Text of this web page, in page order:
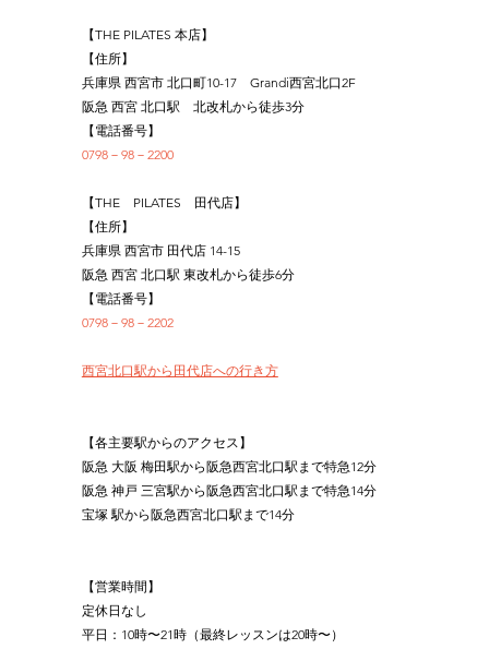
【THE PILATES 本店】
【住所】
兵庫県 西宮市 北口町10-17　Grandi西宮北口2F
阪急 西宮 北口駅　北改札から徒歩3分
【電話番号】
0798－98－2200
【THE　PILATES　田代店】
【住所】
兵庫県 西宮市 田代店 14-15
阪急 西宮 北口駅 東改札から徒歩6分
【電話番号】
0798－98－2202
西宮北口駅から田代店への行き方
【各主要駅からのアクセス】
阪急 大阪 梅田駅から阪急西宮北口駅まで特急12分
阪急 神戸 三宮駅から阪急西宮北口駅まで特急14分
宝塚 駅から阪急西宮北口駅まで14分
【営業時間】
定休日なし
平日：10時〜21時（最終レッスンは20時〜）